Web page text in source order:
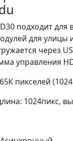
подходит для
для улицы
через
управления
пикселей
1024пикс,